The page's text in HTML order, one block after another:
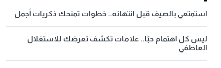
استمتعي بالصيف قبل انتهائه.. خطوات تمنحك ذكريات أجمل
ليس كل اهتمام حبًا.. علامات تكشف تعرضك للاستغلال
العاطفي